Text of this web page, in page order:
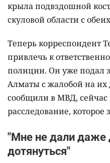
крыла подвздошной
скуловой области с
Теперь корреспондент
привлечь к
полиции. Он уже подал
Алматы с жалобой на их
сообщили в МВД, сейчас
расследование, которое
"Мне не дали даже
дотянуться"